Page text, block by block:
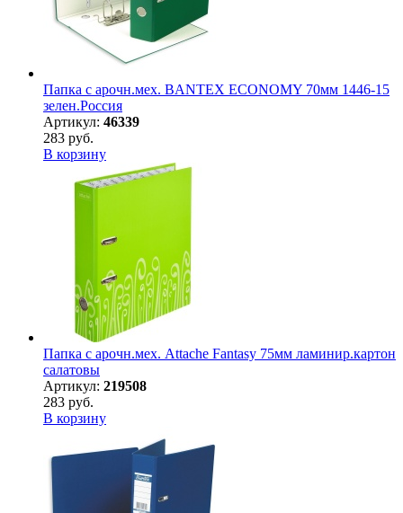
Папка с арочн.мех. BANTEX ECONOMY 70мм 1446-15
зелен.Россия
Артикул: 46339
283 руб.
В корзину
Папка с арочн.мех. Attache Fantasy 75мм ламинир.картон
салатовы
Артикул: 219508
283 руб.
В корзину